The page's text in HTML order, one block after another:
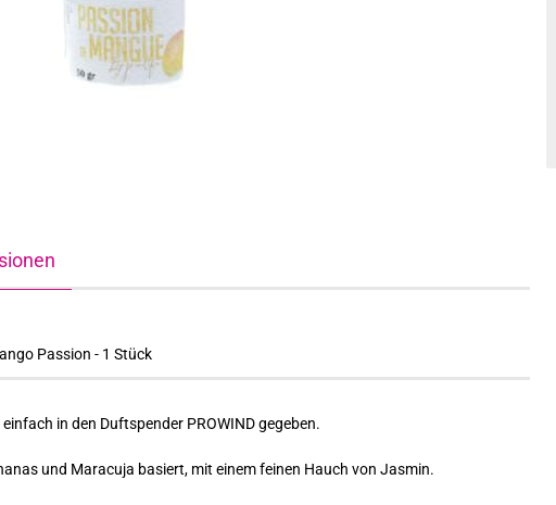
Passion - 1 Stück
in den Duftspender PROWINDgegeben.
und Maracuja basiert, mit einem feinen Hauch von Jasmin.